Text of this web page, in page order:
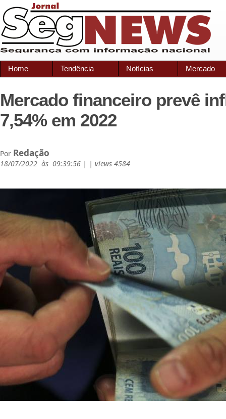
Home Tendência Notícias Mercado
Mercado financeiro prevê
7,54% em 2022
Por Redação
18/07/2022 às 09:39:56 | | views 4584